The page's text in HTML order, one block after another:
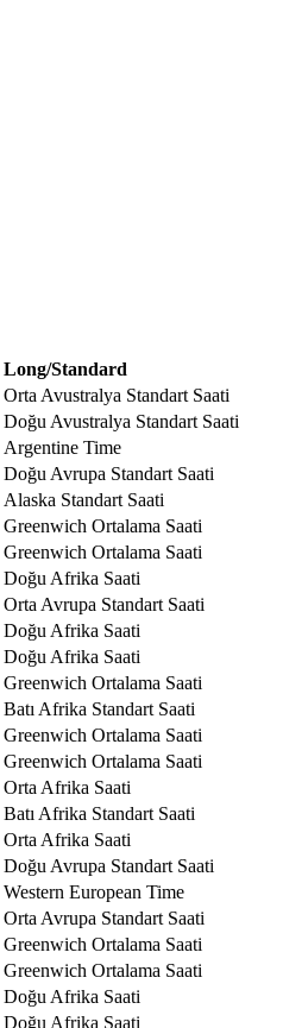
Long/Standard
Orta Avustralya Standart Saati
Doğu Avustralya Standart Saati
Argentine Time
Doğu Avrupa Standart Saati
Alaska Standart Saati
Greenwich Ortalama Saati
Greenwich Ortalama Saati
Doğu Afrika Saati
Orta Avrupa Standart Saati
Doğu Afrika Saati
Doğu Afrika Saati
Greenwich Ortalama Saati
Batı Afrika Standart Saati
Greenwich Ortalama Saati
Greenwich Ortalama Saati
Orta Afrika Saati
Batı Afrika Standart Saati
Orta Afrika Saati
Doğu Avrupa Standart Saati
Western European Time
Orta Avrupa Standart Saati
Greenwich Ortalama Saati
Greenwich Ortalama Saati
Doğu Afrika Saati
Doğu Afrika Saati